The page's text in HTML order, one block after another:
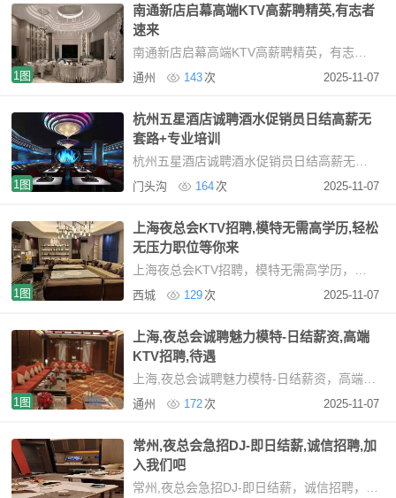
1图
南通新店启幕高端KTV高薪聘精英,有志者
速来
南通新店启幕高端KTV高薪聘精英，有志者速来坐落于南通核心商圈，毗邻国际五星级酒店，我们
通州 143 次 2025-11-07
1图
杭州五星酒店诚聘酒水促销员日结高薪无
套路+专业培训
杭州五星酒店诚聘酒水促销员日结高薪无套路+专业培训杭州高端KTV诚聘女性服务精英（日薪
门头沟 164 次 2025-11-07
1图
上海夜总会KTV招聘,模特无需高学历,轻松
无压力职位等你来
西城 129 次 2025-11-07
1图
上海,夜总会诚聘魅力模特-日结薪资,高端
KTV招聘,待遇
上海,夜总会诚聘魅力模特-日结薪资，高端KTV招聘，待遇优厚，加入我们上海高端商务KTV招聘信
通州 172 次 2025-11-07
常州,夜总会急招DJ-即日结薪,诚信招聘,加
入我们吧